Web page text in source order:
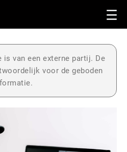
is van een externe partij. De
voor de geboden